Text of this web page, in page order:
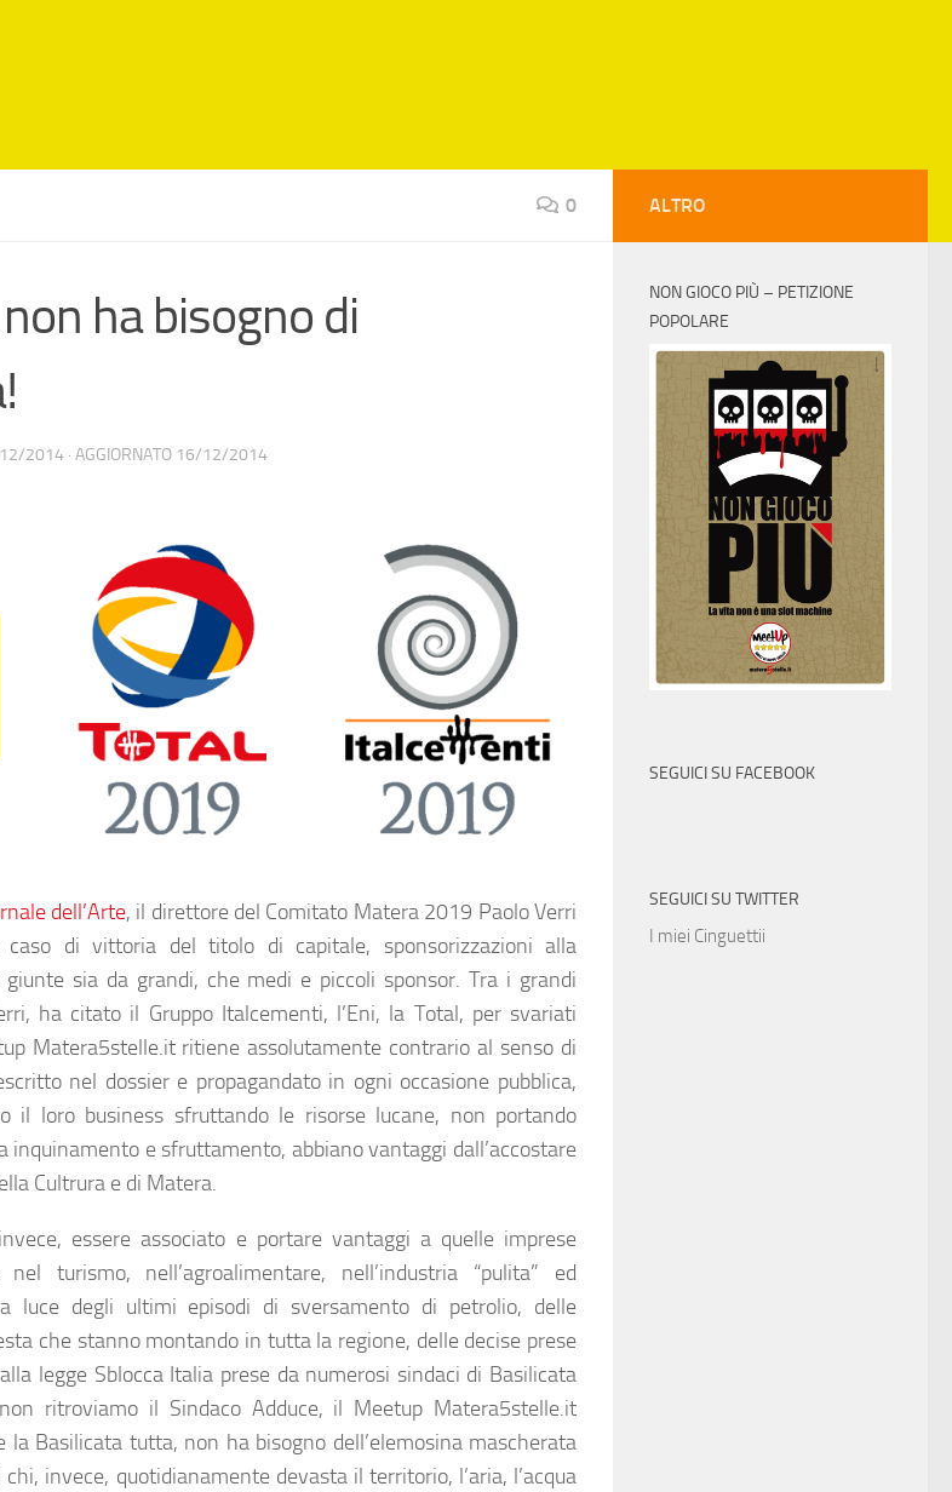
0
ha bisogno di
2014 · AGGIORNATO 16/12/2014
dell’Arte, il direttore del Comitato Matera 2019 Paolo Verri
di vittoria del titolo di capitale, sponsorizzazioni alla
giunte sia da grandi, che medi e piccoli sponsor. Tra i grandi
ha citato il Gruppo Italcementi, l’Eni, la Total, per svariati
Matera5stelle.it ritiene assolutamente contrario al senso di
nel dossier e propagandato in ogni occasione pubblica,
il loro business sfruttando le risorse lucane, non portando
inquinamento e sfruttamento, abbiano vantaggi dall’accostare
Cultrura e di Matera.
essere associato e portare vantaggi a quelle imprese
turismo, nell’agroalimentare, nell’industria “pulita” ed
luce degli ultimi episodi di sversamento di petrolio, delle
che stanno montando in tutta la regione, delle decise prese
legge Sblocca Italia prese da numerosi sindaci di Basilicata
ritroviamo il Sindaco Adduce, il Meetup Matera5stelle.it
la Basilicata tutta, non ha bisogno dell’elemosina mascherata
invece, quotidianamente devasta il territorio, l’aria, l’acqua
ALTRO
NON GIOCO PIÙ – PETIZIONE
POPOLARE
SEGUICI SU FACEBOOK
SEGUICI SU TWITTER
I miei Cinguettii